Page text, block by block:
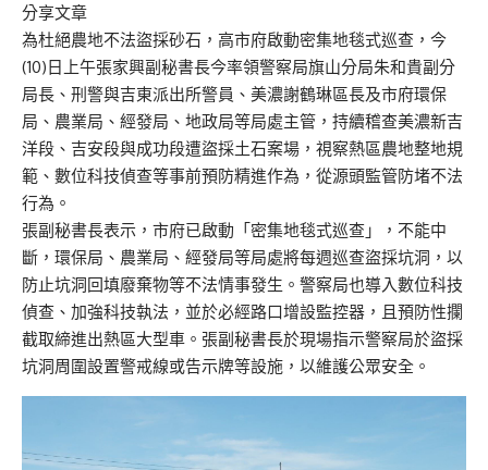
分享文章
為杜絕農地不法盜採砂石，高市府啟動密集地毯式巡查，今
(10)日上午張家興副秘書長今率領警察局旗山分局朱和貴副分
局長、刑警與吉東派出所警員、美濃謝鶴琳區長及市府環保
局、農業局、經發局、地政局等局處主管，持續稽查美濃新吉
洋段、吉安段與成功段遭盜採土石案場，視察熱區農地整地規
範、數位科技偵查等事前預防精進作為，從源頭監管防堵不法
行為。
張副秘書長表示，市府已啟動「密集地毯式巡查」，不能中
斷，環保局、農業局、經發局等局處將每週巡查盜採坑洞，以
防止坑洞回填廢棄物等不法情事發生。警察局也導入數位科技
偵查、加強科技執法，並於必經路口增設監控器，且預防性攔
截取締進出熱區大型車。張副秘書長於現場指示警察局於盜採
坑洞周圍設置警戒線或告示牌等設施，以維護公眾安全。